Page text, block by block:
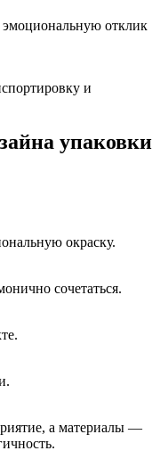
эмоциональную отклик
и
упаковки
окраску.
сочетаться.
а материалы —